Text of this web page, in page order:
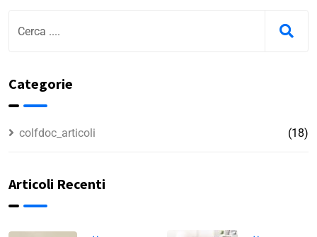
Categorie
colfdoc_articoli (18)
Articoli Recenti